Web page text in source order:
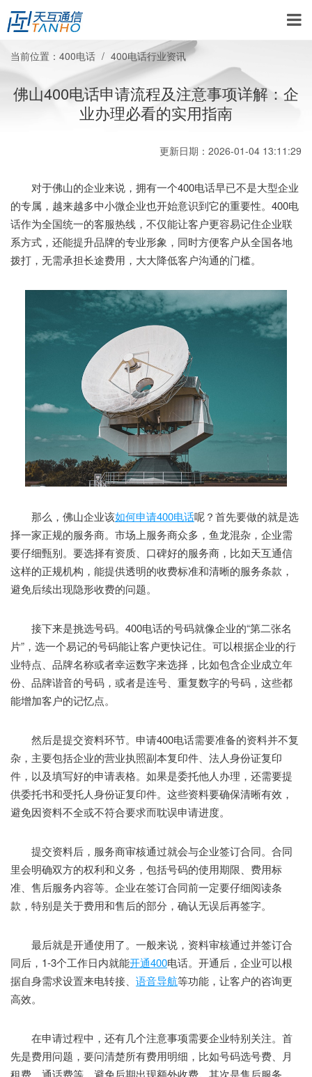
当前位置： 400电话 400电话行业资讯
佛山400电话申请流程及注意事项详解：企
业办理必看的实用指南
更新日期：2026-01-04 13:11:29
对于佛山的企业来说，拥有一个400电话早已不是大型企业
的专属，越来越多中小微企业也开始意识到它的重要性。400电
话作为全国统一的客服热线，不仅能让客户更容易记住企业联
系方式，还能提升品牌的专业形象，同时方便客户从全国各地
拨打，无需承担长途费用，大大降低客户沟通的门槛。
那么，佛山企业该如何申请400电话呢？首先要做的就是选
择一家正规的服务商。市场上服务商众多，鱼龙混杂，企业需
要仔细甄别。要选择有资质、口碑好的服务商，比如天互通信
这样的正规机构，能提供透明的收费标准和清晰的服务条款，
避免后续出现隐形收费的问题。
接下来是挑选号码。400电话的号码就像企业的“第二张名
片”，选一个易记的号码能让客户更快记住。可以根据企业的行
业特点、品牌名称或者幸运数字来选择，比如包含企业成立年
份、品牌谐音的号码，或者是连号、重复数字的号码，这些都
能增加客户的记忆点。
然后是提交资料环节。申请400电话需要准备的资料并不复
杂，主要包括企业的营业执照副本复印件、法人身份证复印
件，以及填写好的申请表格。如果是委托他人办理，还需要提
供委托书和受托人身份证复印件。这些资料要确保清晰有效，
避免因资料不全或不符合要求而耽误申请进度。
提交资料后，服务商审核通过就会与企业签订合同。合同
里会明确双方的权利和义务，包括号码的使用期限、费用标
准、售后服务内容等。企业在签订合同前一定要仔细阅读条
款，特别是关于费用和售后的部分，确认无误后再签字。
最后就是开通使用了。一般来说，资料审核通过并签订合
同后，1-3个工作日内就能开通400电话。开通后，企业可以根
据自身需求设置来电转接、 语音导航等功能，让客户的咨询更
高效。
在申请过程中，还有几个注意事项需要企业特别关注。首
先是费用问题，要问清楚所有费用明细，比如号码选号费、月